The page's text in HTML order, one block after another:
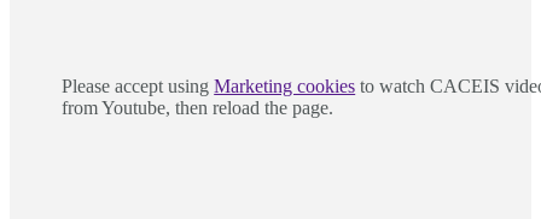
Please accept usingMarketing cookies to watch CACEIS
from Youtube, then reload the page.